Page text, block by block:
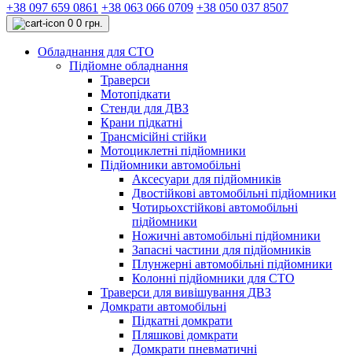
+38 097 659 0861 +38 063 066 0709 +38 050 037 8507
0 0 грн.
Обладнання для СТО
Підйомне обладнання
Траверси
Мотопідкати
Стенди для ДВЗ
Крани підкатні
Трансмісійні стійки
Мотоциклетні підйомники
Підйомники автомобільні
Аксесуари для підйомників
Двостійкові автомобільні підйомники
Чотирьохстійкові автомобільні
підйомники
Ножичні автомобільні підйомники
Запасні частини для підйомників
Плунжерні автомобільні підйомники
Колонні підйомники для СТО
Траверси для вивішування ДВЗ
Домкрати автомобільні
Підкатні домкрати
Пляшкові домкрати
Домкрати пневматичні